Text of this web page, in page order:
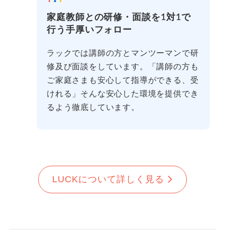
家庭教師との研修・面談を1対1で
行う手厚いフォロー
ラックでは講師の方とマンツーマンで研
修及び面談をしています。「講師の方も
ご家庭さまも安心して指導ができる、受
けれる」そんな安心した環境を提供でき
るよう徹底しています。
LUCKについて詳しく見る